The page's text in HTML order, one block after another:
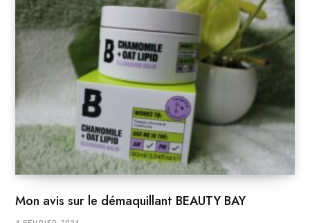
Mon avis sur le démaquillant BEAUTY BAY